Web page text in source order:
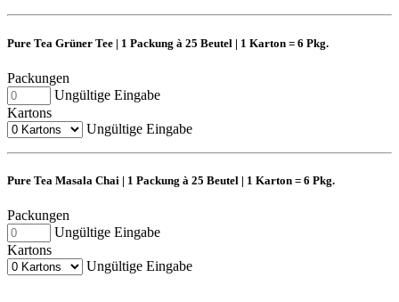
Pure Tea Grüner Tee | 1 Packung à 25 Beutel | 1 Karton = 6 Pkg.
Packungen
Ungültige Eingabe
Kartons
Ungültige Eingabe
Pure Tea Masala Chai | 1 Packung à 25 Beutel | 1 Karton = 6 Pkg.
Packungen
Ungültige Eingabe
Kartons
Ungültige Eingabe